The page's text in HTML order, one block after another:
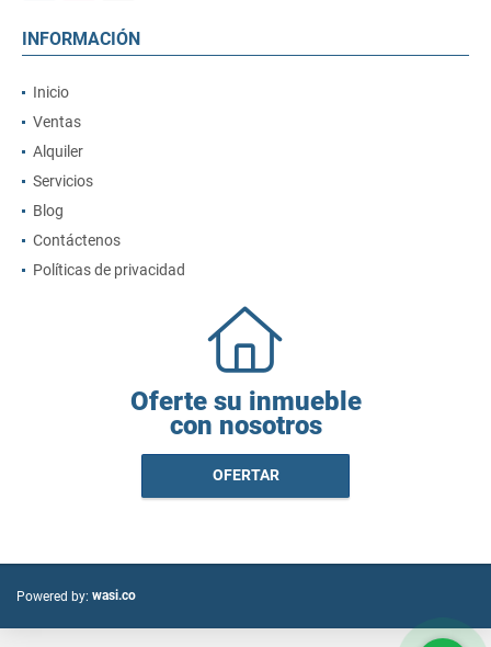
INFORMACIÓN
Inicio
Ventas
Alquiler
Servicios
Blog
Contáctenos
Políticas de privacidad
Oferte su inmueble
con nosotros
OFERTAR
Powered by: wasi.co